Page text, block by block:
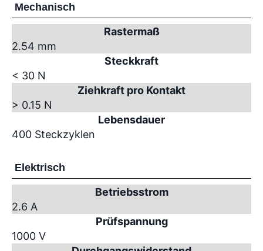
Mechanisch
Rastermaß
2.54 mm
Steckkraft
< 30 N
Ziehkraft pro Kontakt
> 0.15 N
Lebensdauer
400 Steckzyklen
Elektrisch
Betriebsstrom
2.6 A
Prüfspannung
1000 V